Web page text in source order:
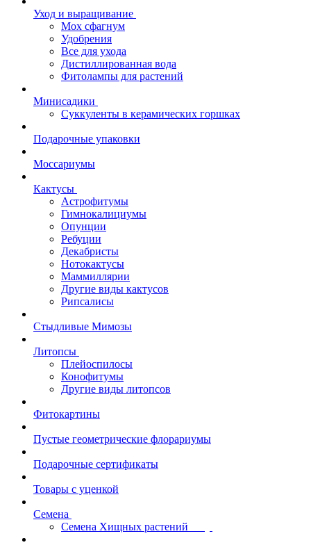
Уход и выращивание
Мох сфагнум
Удобрения
Все для ухода
Дистиллированная вода
Фитолампы для растений
Минисадики
Суккуленты в керамических горшках
Подарочные упаковки
Моссариумы
Кактусы
Астрофитумы
Гимнокалициумы
Опунции
Ребуции
Декабристы
Нотокактусы
Маммиллярии
Другие виды кактусов
Рипсалисы
Стыдливые Мимозы
Литопсы
Плейоспилосы
Конофитумы
Другие виды литопсов
Фитокартины
Пустые геометрические флорариумы
Подарочные сертификаты
Товары с уценкой
Семена
Семена Хищных растений